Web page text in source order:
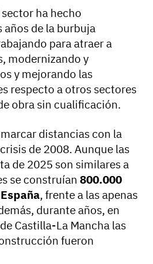
ha hecho
de la burbuja
para atraer a
modernizando y
y mejorando las
respecto a otros sectores
obra sin cualificación.
distancias con la
de 2008. Aunque las
de 2025 son similares a
se construían 800.000
, frente a las apenas
durante años, en
Castilla-La Mancha las
fueron